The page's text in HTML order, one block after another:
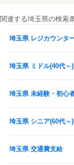
関連する埼玉県の検索
埼玉県 レジカウンタ
埼玉県 ミドル(40代～
埼玉県 未経験・初心
埼玉県 シニア(60代～
埼玉県 交通費支給